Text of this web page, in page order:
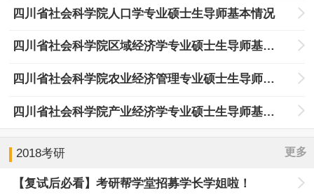
四川省社会科学院人口学专业硕士生导师基本情况
四川省社会科学院区域经济学专业硕士生导师基本情况
四川省社会科学院农业经济管理专业硕士生导师基本情况
四川省社会科学院产业经济学专业硕士生导师基本情况
2018考研 更多
【复试后必看】考研帮学堂招募学长学姐啦！